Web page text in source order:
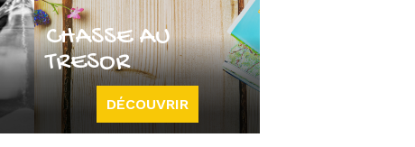
CHASSE AU
TRESOR
DÉCOUVRIR